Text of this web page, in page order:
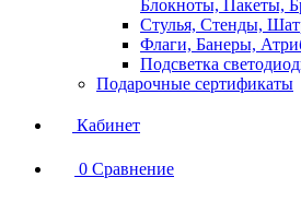
Блокноты, Пакеты,
Стулья, Стенды,
Флаги, Банеры,
Подсветка
Подарочные сертификаты
Кабинет
0 Сравнение